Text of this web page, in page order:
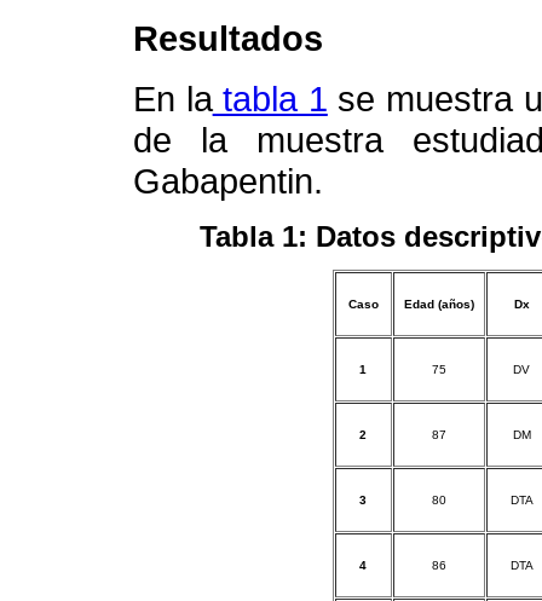
Resultados
En latabla 1 se muestra
de la muestra
Gabapentin.
Tabla 1: Datos
Caso Edad (años) Dx
1 75 DV
2 87 DM
3 80 DTA
4 86 DTA